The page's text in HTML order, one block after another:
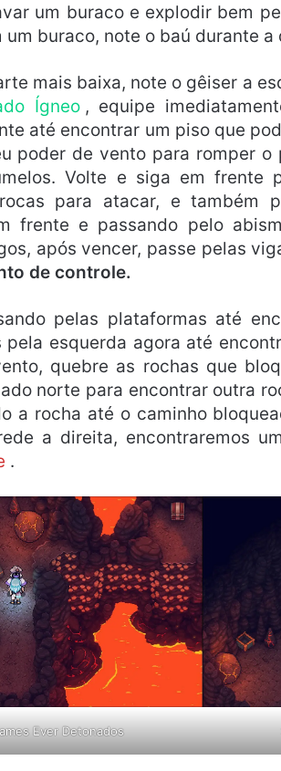
um buraco e explodir bem
buraco, note o baú durante a
mais baixa, note o gêiser a
Ígneo , equipe
até encontrar um piso que
poder de vento para romper
Volte e siga em frente
para atacar, e também
frente e passando pelo
após vencer, passe pelas
de controle.
pelas plataformas até
pela esquerda agora até
quebre as rochas que
norte para encontrar outra
a rocha até o caminho
a direita, encontraremos
.
Ever Detonados